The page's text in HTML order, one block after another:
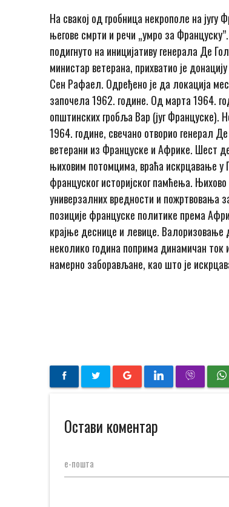
На свакој од гробница некрополе на југу
његове смрти и речи „умро за
подигнуто на иницијативу генерала Де
министар ветерана, прихватио је
Сен Рафаел. Одређено је да локација
започела 1962. године. Од марта 1964.
општинских гробља Вар (југ Француске).
1964. године, свечано отворио генерал
ветерани из Француске и Африке. Шест
њиховим потомцима, враћа искрцавање у
француског историјског памћења.
универзалних вредности и пожртвовања
позиције француске политике према
крајње деснице и левице. Валоризовање
неколико година поприма динамичан ток
намерно заборављане, као што је
Остави коментар
е-пошта